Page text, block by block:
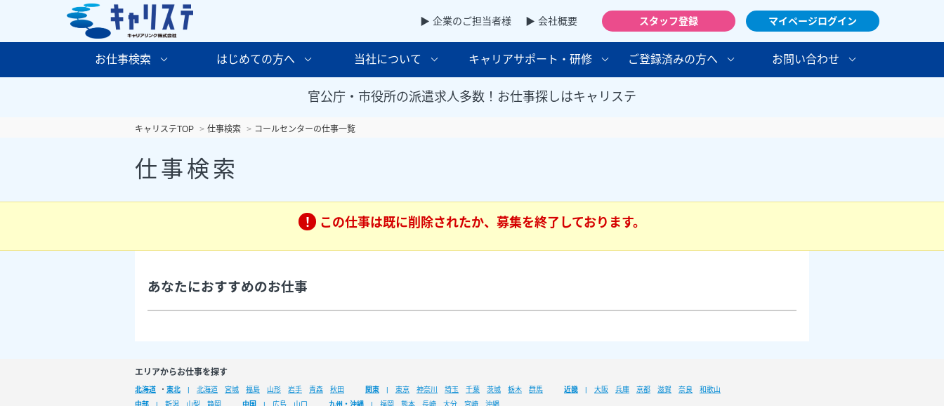
▶ 企業のご担当者様 ▶ 会社概要 スタッフ登録 マイページログイン
お仕事検索 はじめての方へ 当社について キャリアサポート・研修 ご登録済みの方へ お問い合わせ
官公庁・市役所の派遣求人多数！お仕事探しはキャリステ
キャリステTOP 仕事検索 コールセンターの仕事一覧
仕事検索
この仕事は既に削除されたか、募集を終了しております。
あなたにおすすめのお仕事
エリアからお仕事を探す
北海道 ・ 東北 北海道 宮城 福島 山形 岩手 青森 秋田 関東 東京 神奈川 埼玉 千葉 茨城 栃木 群馬 近畿 大阪 兵庫 京都 滋賀 奈良
和歌山
中部
新潟 山梨 静岡 中国 広島 山口 九州・沖縄 福岡 熊本 長崎 大分 宮崎 沖縄